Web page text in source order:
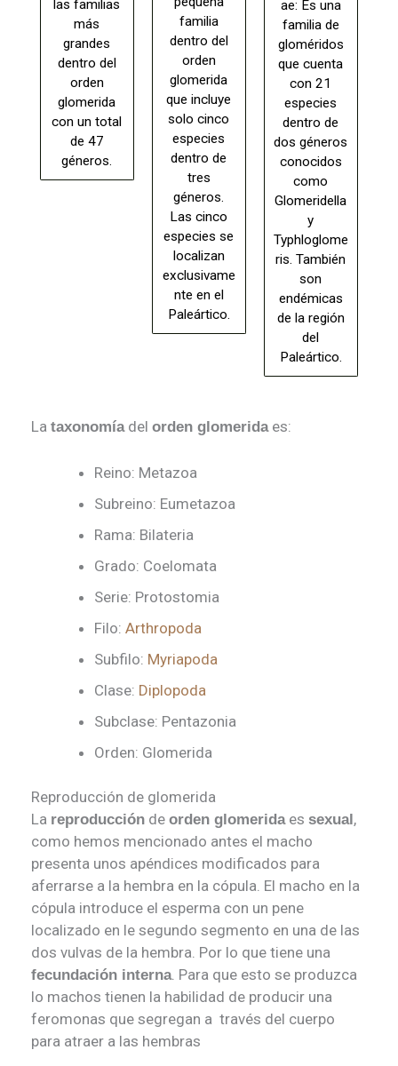
las familias
más
grandes
dentro del
orden
glomerida
con un total
de 47
géneros.
familia
dentro del
orden
glomerida
que incluye
solo cinco
especies
dentro de
tres
géneros.
Las cinco
especies se
localizan
exclusivame
nte en el
Paleártico.
ae: Es una
familia de
gloméridos
que cuenta
con 21
especies
dentro de
dos géneros
conocidos
como
Glomeridella
y
Typhloglome
ris. También
son
endémicas
de la región
del
Paleártico.
La taxonomíadel orden glomeridaes:
Reino: Metazoa
Subreino: Eumetazoa
Rama: Bilateria
Grado: Coelomata
Serie: Protostomia
Filo: Arthropoda
Subfilo: Myriapoda
Clase: Diplopoda
Subclase: Pentazonia
Orden: Glomerida
Reproducción de glomerida
La reproducción de orden glomeridaes sexual ,
como hemos mencionado antes el macho
presenta unos apéndices modificados para
aferrarse a la hembra en la cópula. El macho en la
cópula introduce el esperma con un pene
localizado en le segundo segmento en una de las
dos vulvas de la hembra. Por lo que tiene una
fecundación interna. Para que esto se produzca
lo machos tienen la habilidad de producir una
feromonas que segregan a través del cuerpo
para atraer a las hembras